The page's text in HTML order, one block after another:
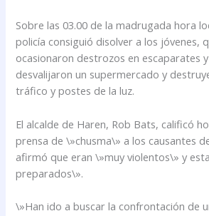
Sobre las 03.00 de la madrugada hora
policía consiguió disolver a los jóvenes,
ocasionaron destrozos en escaparates
desvalijaron un supermercado y
tráfico y postes de la luz.
El alcalde de Haren, Rob Bats, calificó
prensa de \»chusma\» a los causantes
afirmó que eran \»muy violentos\» y
preparados\».
\»Han ido a buscar la confrontación de